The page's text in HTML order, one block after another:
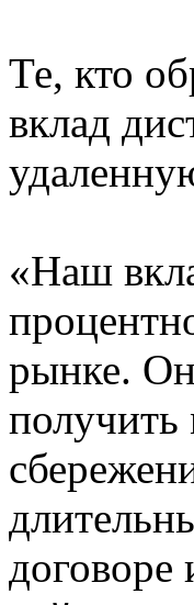
Те, кто
вклад
«Наш
рынке. Он
получить
договоре